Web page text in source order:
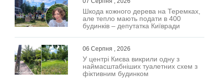
Шкода кожного дерева на Теремках,
але тепло мають подати в 400
будинків – депутатка Київради
06 Серпня , 2026
У центрі Києва викрили одну з
наймасштабніших туалетних схем з
фіктивним будинком